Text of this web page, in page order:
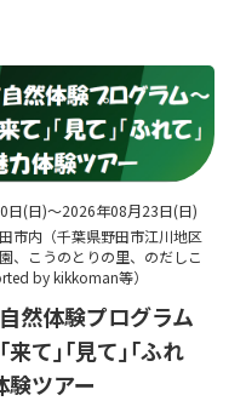
日(日)～2026年08月23日(日)
市内（千葉県野田市江川地区
、こうのとりの里、のだしこ
by kikkoman等）
然体験プログラム
来て｣｢見て｣｢ふれ
験ツアー